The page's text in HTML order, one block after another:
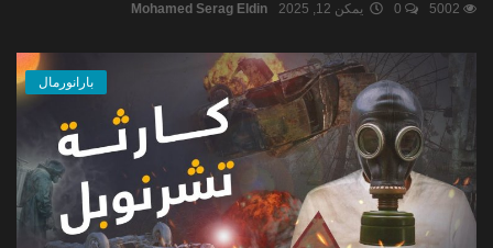
Mohamed Serag Eldin يمكن 12, 2025
بارانورمال